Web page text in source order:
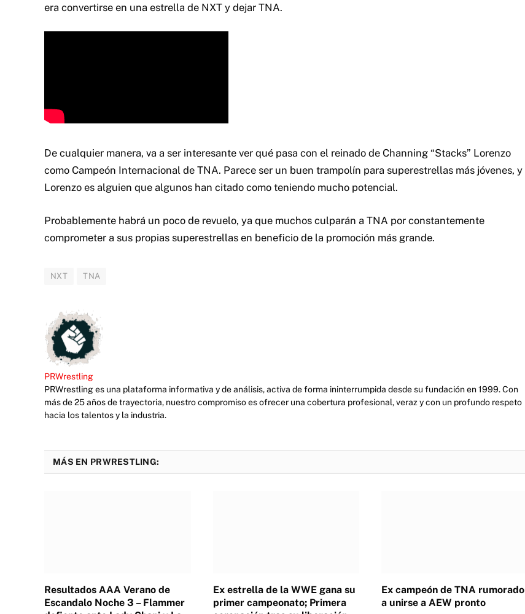
era convertirse en una estrella de NXT y dejar TNA.
De cualquier manera, va a ser interesante ver qué pasa con el reinado de Channing “Stacks” Lorenzo
como Campeón Internacional de TNA. Parece ser un buen trampolín para superestrellas más jóvenes, y
Lorenzo es alguien que algunos han citado como teniendo mucho potencial.
Probablemente habrá un poco de revuelo, ya que muchos culparán a TNA por constantemente
comprometer a sus propias superestrellas en beneficio de la promoción más grande.
NXT TNA
PRWrestling
PRWrestling es una plataforma informativa y de análisis, activa de forma ininterrumpida desde su fundación en 1999. Con
más de 25 años de trayectoria, nuestro compromiso es ofrecer una cobertura profesional, veraz y con un profundo respeto
hacia los talentos y la industria.
MÁS EN PRWRESTLING:
Resultados AAA Verano de
Escandalo Noche 3 – Flammer
Ex estrella de la WWE gana su
primer campeonato; Primera
Ex campeón de TNA rumorado
a unirse a AEW pronto